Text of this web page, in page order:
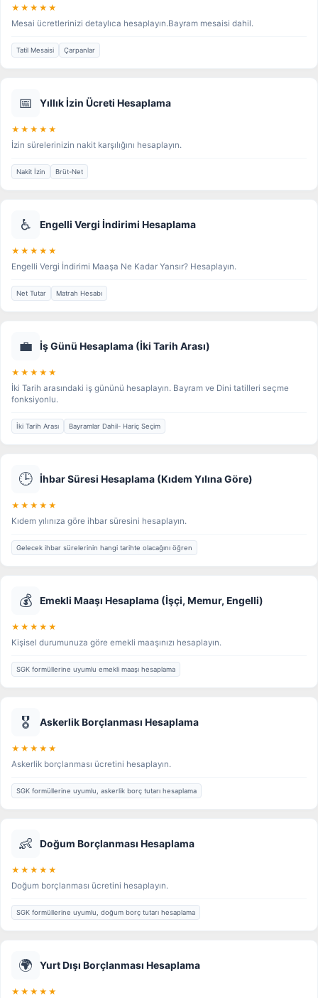
★★★★★
Mesai ücretlerinizi detaylıca hesaplayın.Bayram mesaisi dahil.
Tatil Mesaisi Çarpanlar
📅 Yıllık İzin Ücreti Hesaplama
★★★★★
İzin sürelerinizin nakit karşılığını hesaplayın.
Nakit İzin Brüt-Net
♿ Engelli Vergi İndirimi Hesaplama
★★★★★
Engelli Vergi İndirimi Maaşa Ne Kadar Yansır? Hesaplayın.
Net Tutar Matrah Hesabı
💼 İş Günü Hesaplama (İki Tarih Arası)
★★★★★
İki Tarih arasındaki iş gününü hesaplayın. Bayram ve Dini tatilleri seçme
fonksiyonlu.
İki Tarih Arası Bayramlar Dahil- Hariç Seçim
🕒 İhbar Süresi Hesaplama (Kıdem Yılına Göre)
★★★★★
Kıdem yılınıza göre ihbar süresini hesaplayın.
Gelecek ihbar sürelerinin hangi tarihte olacağını öğren
💰 Emekli Maaşı Hesaplama (İşçi, Memur, Engelli)
★★★★★
Kişisel durumunuza göre emekli maaşınızı hesaplayın.
SGK formüllerine uyumlu emekli maaşı hesaplama
🎖️ Askerlik Borçlanması Hesaplama
★★★★★
Askerlik borçlanması ücretini hesaplayın.
SGK formüllerine uyumlu, askerlik borç tutarı hesaplama
👶 Doğum Borçlanması Hesaplama
★★★★★
Doğum borçlanması ücretini hesaplayın.
SGK formüllerine uyumlu, doğum borç tutarı hesaplama
🌍 Yurt Dışı Borçlanması Hesaplama
★★★★★